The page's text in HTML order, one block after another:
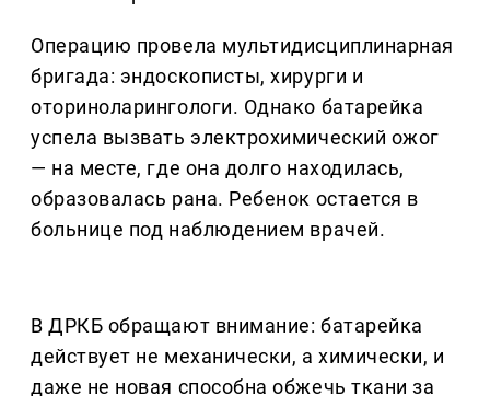
Операцию провела мультидисциплинарная
бригада: эндоскописты, хирурги и
оториноларингологи. Однако батарейка
успела вызвать электрохимический ожог
— на месте, где она долго находилась,
образовалась рана. Ребенок остается в
больнице под наблюдением врачей.
В ДРКБ обращают внимание: батарейка
действует не механически, а химически, и
даже не новая способна обжечь ткани за